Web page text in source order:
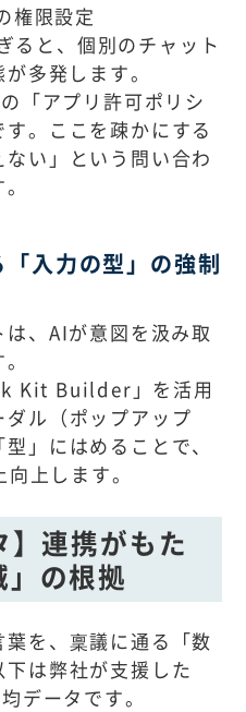
権限設定
ると、個別のチャット
多発します。
「アプリ許可ポリシ
。ここを疎かにする
い」という問い合わ
入力の型」の強制
、AIが意図を汲み取
Kit Builder」を活用
ル（ポップアップ
」にはめることで、
上します。
連携がもた
の根拠
葉を、稟議に通る「数
は弊社が支援した
データです。